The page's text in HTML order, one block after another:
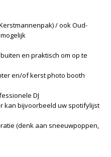
/ ook Oud-
en praktisch om op te
en/of kerst photo booth
DJ
kan bijvoorbeeld uw spotifylijst
(denk aan sneeuwpoppen,